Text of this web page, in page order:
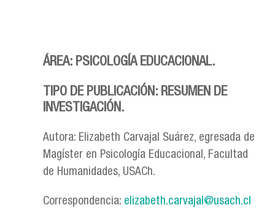
ÁREA: PSICOLOGÍA EDUCACIONAL.
TIPO DE PUBLICACIÓN: RESUMEN DE
INVESTIGACIÓN.
Autora: Elizabeth Carvajal Suárez, egresada de
Magíster en Psicología Educacional, Facultad
de Humanidades, USACh.
Correspondencia: elizabeth.carvajal@usach.cl